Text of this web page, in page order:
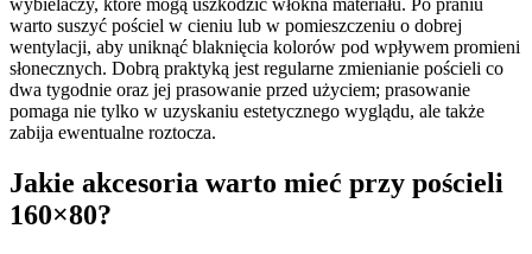
wybielaczy, które mogą uszkodzić włókna materiału. Po praniu
warto suszyć pościel w cieniu lub w pomieszczeniu o dobrej
wentylacji, aby uniknąć blaknięcia kolorów pod wpływem promieni
słonecznych. Dobrą praktyką jest regularne zmienianie pościeli co
dwa tygodnie oraz jej prasowanie przed użyciem; prasowanie
pomaga nie tylko w uzyskaniu estetycznego wyglądu, ale także
zabija ewentualne roztocza.
Jakie akcesoria warto mieć przy pościeli
160×80?